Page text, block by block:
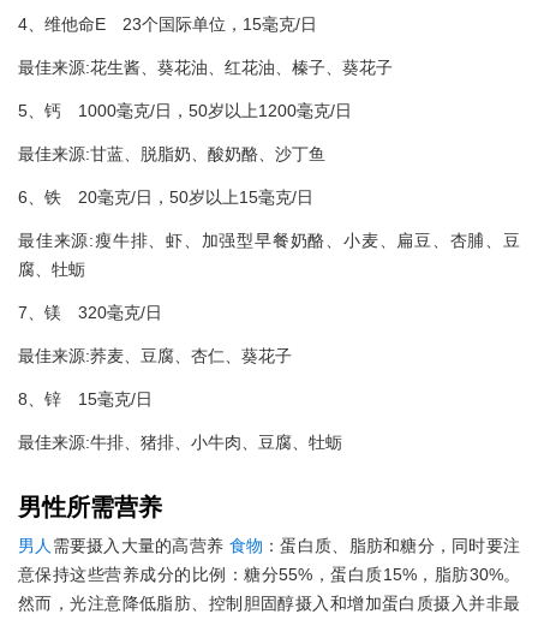
4、维他命E 23个国际单位，15毫克/日
最佳来源:花生酱、葵花油、红花油、榛子、葵花子
5、钙 1000毫克/日，50岁以上1200毫克/日
最佳来源:甘蓝、脱脂奶、酸奶酪、沙丁鱼
6、铁 20毫克/日，50岁以上15毫克/日
最佳来源:瘦牛排、虾、加强型早餐奶酪、小麦、扁豆、杏脯、豆
腐、牡蛎
7、镁 320毫克/日
最佳来源:荞麦、豆腐、杏仁、葵花子
8、锌 15毫克/日
最佳来源:牛排、猪排、小牛肉、豆腐、牡蛎
男性所需营养
男人 需要摄入大量的高营养 食物 ：蛋白质、脂肪和糖分，同时要注
意保持这些营养成分的比例：糖分55%，蛋白质15%，脂肪30%。
然而，光注意降低脂肪、控制胆固醇摄入和增加蛋白质摄入并非最